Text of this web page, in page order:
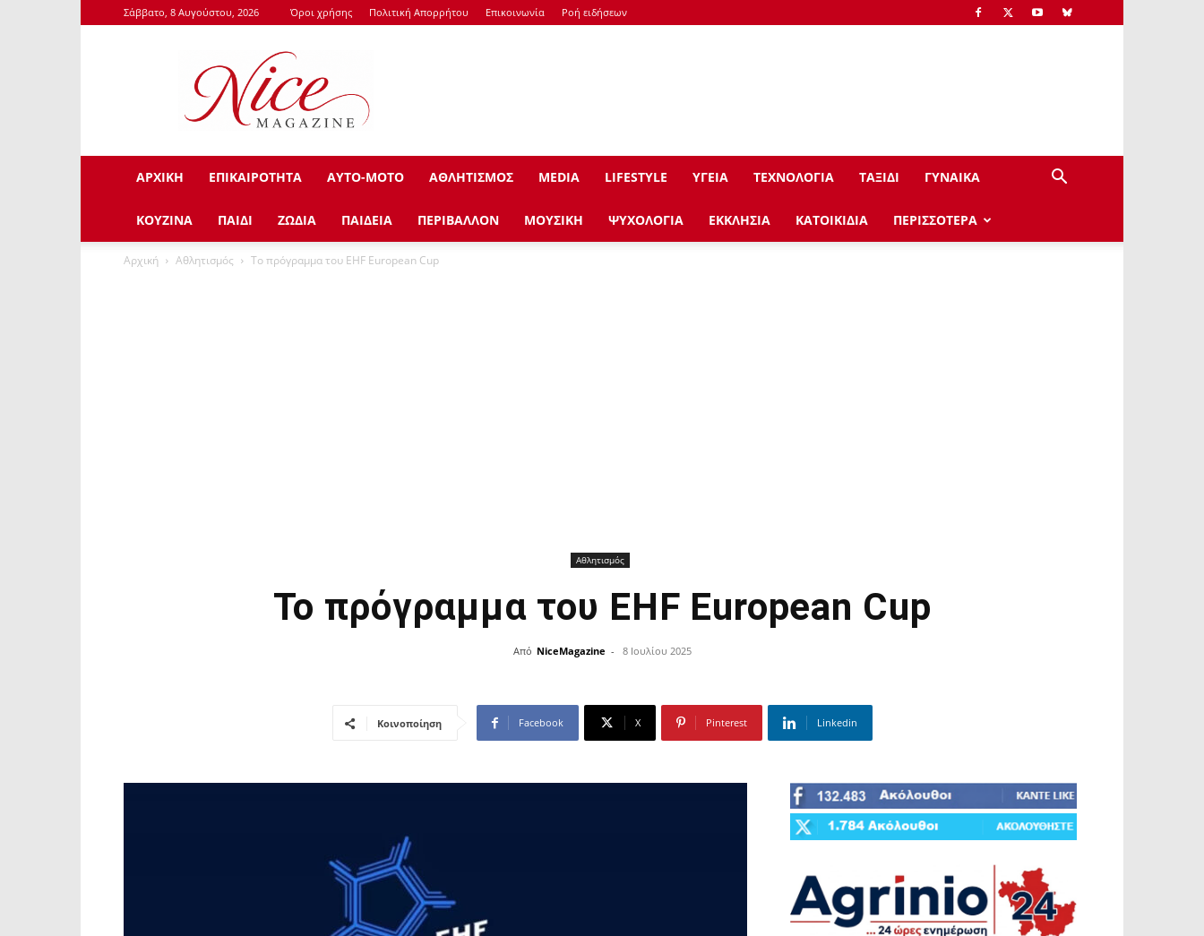
Σάββατο, 8 Αυγούστου, 2026 Όροι χρήσης Πολιτική Απορρήτου Επικοινωνία Ροή ειδήσεων
NiceMagazine.Gr
ΑΡΧΙΚΗ ΕΠΙΚΑΙΡΟΤΗΤΑ ΑΥΤΟ-ΜΟΤΟ ΑΘΛΗΤΙΣΜΟΣ ΜEDIA LIFESTYLE ΥΓΕΙΑ ΤΕΧΝΟΛΟΓΙΑ ΤΑΞΙΔΙ ΓΥΝΑΙΚΑ
ΚΟΥΖΙΝΑ ΠΑΙΔΙ ΖΩΔΙΑ ΠΑΙΔΕΙΑ ΠΕΡΙΒΑΛΛΟΝ ΜΟΥΣΙΚΗ ΨΥΧΟΛΟΓΙΑ ΕΚΚΛΗΣΙΑ ΚΑΤΟΙΚΙΔΙΑ ΠΕΡΙΣΣΟΤΕΡΑ
Αρχική Αθλητισμός To πρόγραμμα του EHF European Cup
Αθλητισμός
To πρόγραμμα του EHF European Cup
Από NiceMagazine - 8 Ιουλίου 2025
Κοινοποίηση Facebook X Pinterest Linkedin